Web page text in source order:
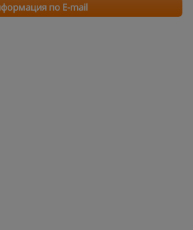
по E-mail